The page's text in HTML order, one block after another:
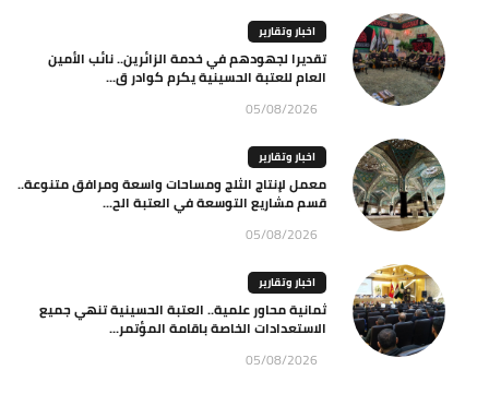
اخبار وتقارير
تقديرا لجهودهم في خدمة الزائرين.. نائب الأمين
العام للعتبة الحسينية يكرم كوادر ق...
05/08/2026
اخبار وتقارير
معمل لإنتاج الثلج ومساحات واسعة ومرافق متنوعة..
قسم مشاريع التوسعة في العتبة الح...
05/08/2026
اخبار وتقارير
ثمانية محاور علمية.. العتبة الحسينية تنهي جميع
الاستعدادات الخاصة باقامة المؤتمر...
05/08/2026